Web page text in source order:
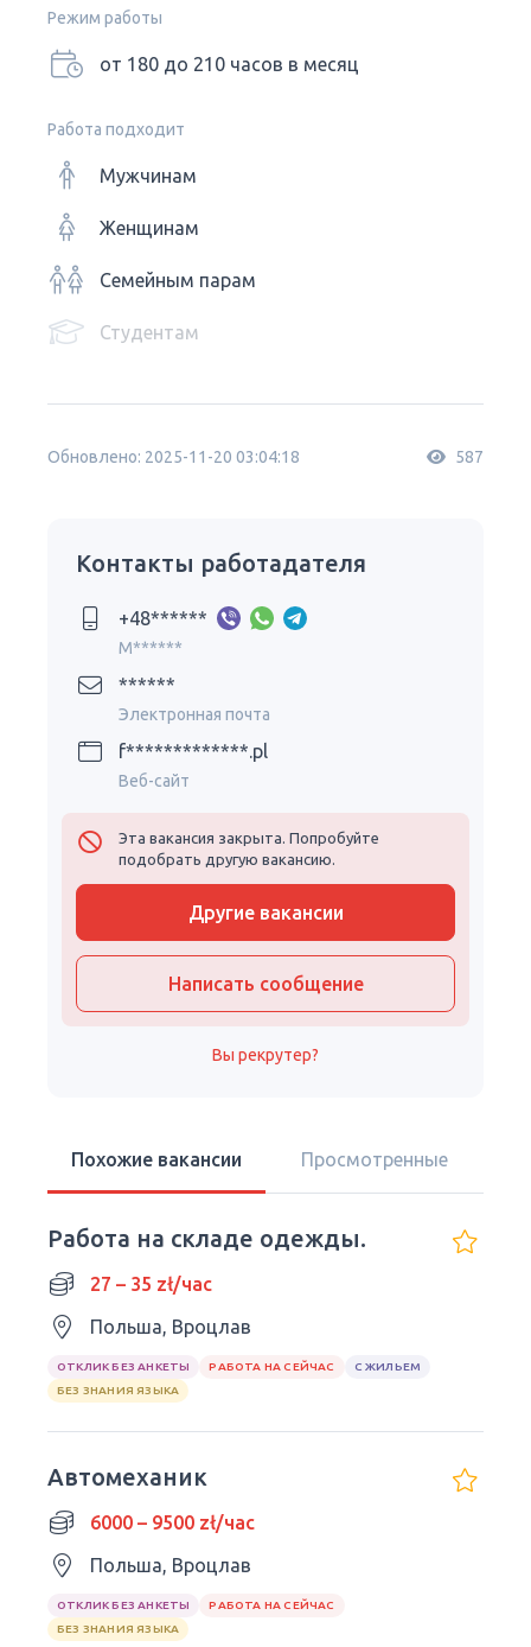
Режим работы
от 180 до 210 часов в месяц
Работа подходит
Мужчинам
Женщинам
Семейным парам
Студентам
Обновлено: 2025-11-20 03:04:18 587
Контакты работадателя
+48******
M******
******
Электронная почта
f*************.pl
Веб-сайт
Эта вакансия закрыта. Попробуйте
подобрать другую вакансию.
Другие вакансии
Написать сообщение
Вы рекрутер?
Похожие вакансии Просмотренные
Работа на складе одежды.
27 – 35 zł/час
Польша, Вроцлав
ОТКЛИК БЕЗ АНКЕТЫ РАБОТА НА СЕЙЧАС
С ЖИЛЬЕМ
БЕЗ ЗНАНИЯ ЯЗЫКА
Автомеханик
6000 – 9500 zł/час
Польша, Вроцлав
ОТКЛИК БЕЗ АНКЕТЫ
РАБОТА НА СЕЙЧАС
БЕЗ ЗНАНИЯ ЯЗЫКА